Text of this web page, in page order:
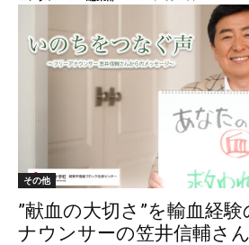
その他
”献血の大切さ”を輸血経
ナウンサーの笠井信輔さ